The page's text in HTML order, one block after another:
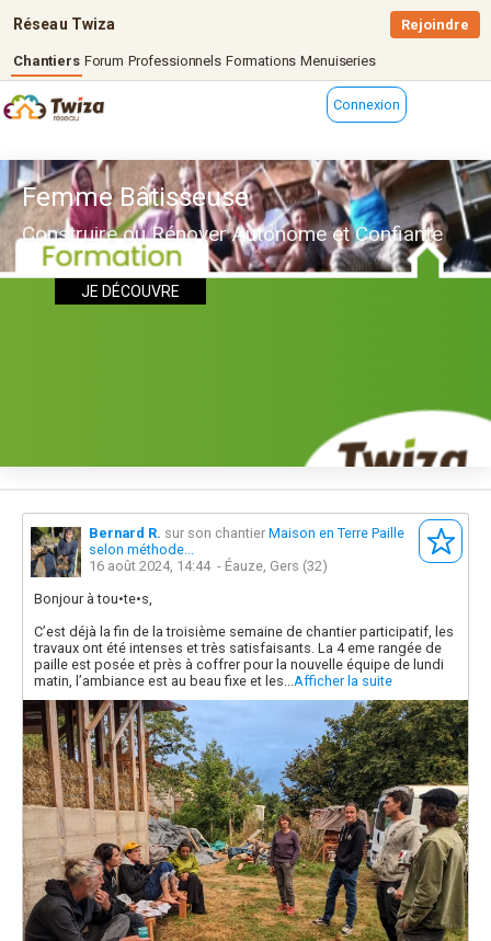
Réseau Twiza
Chantiers Forum Professionnels Formations Menuiseries
Rejoindre
Connexion
Femme Bâtisseuse
Construire ou Rénover Autonome et Confiante
JE DÉCOUVRE
Bernard R. sur son chantier Maison en Terre Paille
selon méthode...
16 août 2024, 14:44- Éauze, Gers (32)
Bonjour à tou•te•s,
C’est déjà la fin de la troisième semaine de chantier participatif, les
travaux ont été intenses et très satisfaisants. La 4 eme rangée de
paille est posée et près à coffrer pour la nouvelle équipe de lundi
matin, l’ambiance est au beau fixe et les...Afficher la suite